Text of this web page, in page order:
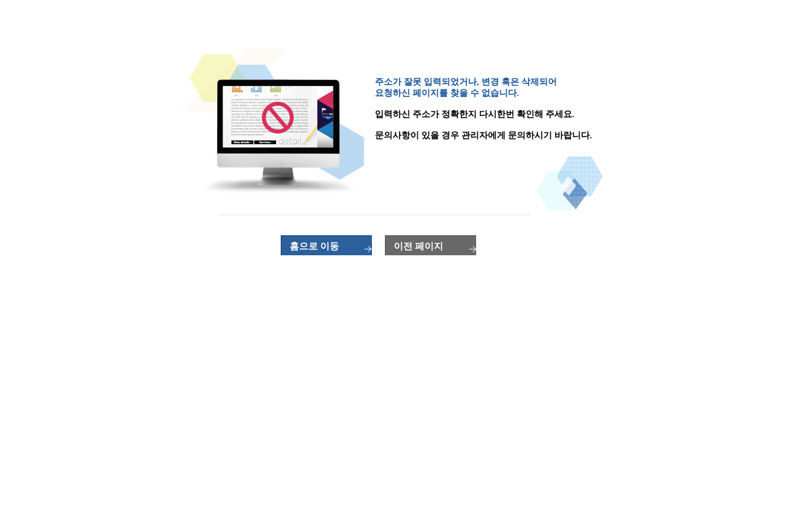
주소가 잘못 입력되었거나, 변경 혹은 삭제되어
요청하신 페이지를 찾을 수 없습니다.
입력하신 주소가 정확한지 다시한번 확인해 주세요.
문의사항이 있을 경우 관리자에게 문의하시기 바랍니다.
홈으로 이동 이전 페이지